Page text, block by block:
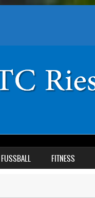
FUSSBALL FITNESS